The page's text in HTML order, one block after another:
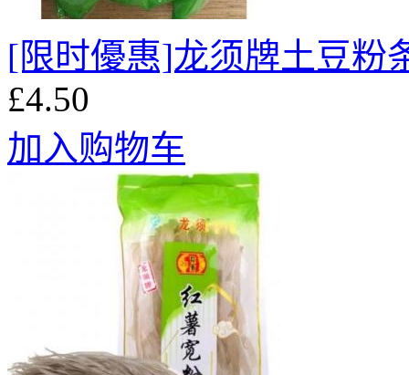
[限时優惠]龙须牌土豆粉
£4.50
加入购物车